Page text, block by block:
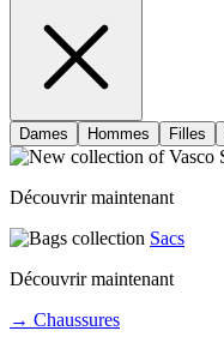
Dames Hommes Filles
Découvrir maintenant
Sacs
Découvrir maintenant
→ Chaussures